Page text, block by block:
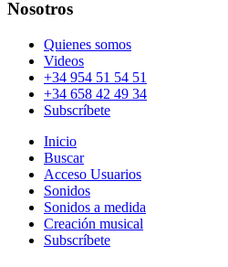
Nosotros
Quienes somos
Videos
+34 954 51 54 51
+34 658 42 49 34
Subscríbete
Inicio
Buscar
Acceso Usuarios
Sonidos
Sonidos a medida
Creación musical
Subscríbete